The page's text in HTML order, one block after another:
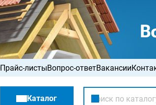
Прайс-листыВопрос-ответВакансии
Каталог